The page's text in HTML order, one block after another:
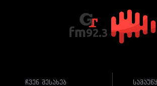
ჩვენ შესახებ